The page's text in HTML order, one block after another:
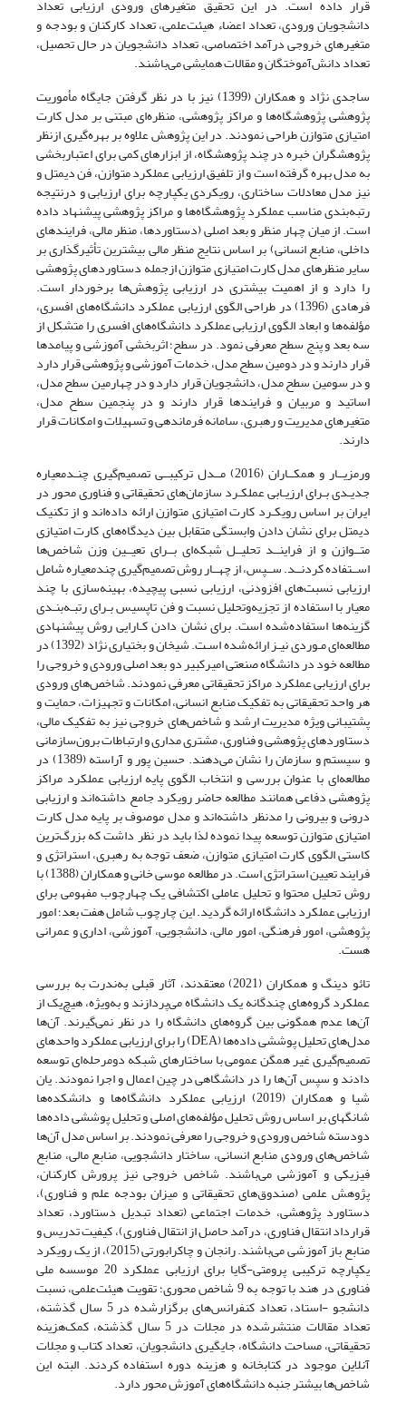
قرار داده است. در این تحقیق متغیرهای ورودی ارزیابی تعداد
دانشجویان ورودی، تعداد اعضاء هیئت‌علمی، تعداد کارکنان و بودجه و
متغیرهای خروجی درآمد اختصاصی، تعداد دانشجویان در حال تحصیل،
تعداد دانش‌آموختگان و مقالات همایشی می‌باشند.
ساجدی نژاد و همکاران (1399) نیز با در نظر گرفتن جایگاه مأموریت
پژوهشی پژوهشگاه‌ها و مراکز پژوهشی، منظره‌ای مبتنی بر مدل کارت
امتیازی متوازن طراحی نمودند. در این پژوهش علاوه بر بهره‌گیری ازنظر
پژوهشگران خبره در چند پژوهشگاه، از ابزارهای کمی برای اعتباربخشی
به مدل بهره گرفته است و از تلفیق ارزیابی عملکرد متوازن، فن دیمتل و
نیز مدل معادلات ساختاری، رویکردی یکپارچه برای ارزیابی و درنتیجه
رتبه‌بندی مناسب عملکرد پژوهشگاه‌ها و مراکز پژوهشی پیشنهاد داده
است. از میان چهار منظر و بعد اصلی (دستاوردها، منظر مالی، فرایندهای
داخلی، منابع انسانی) بر اساس نتایج منظر مالی بیشترین تأثیرگذاری بر
سایر منظرهای مدل کارت امتیازی متوازن ازجمله دستاوردهای پژوهشی
را دارد و از اهمیت بیشتری در ارزیابی پژوهش‌ها برخوردار است.
فرهادی (1396) در طراحی الگوی ارزیابی عملکرد دانشگاه‌های افسری،
مؤلفه‌ها و ابعاد الگوی ارزیابی عملکرد دانشگاه‌های افسری را متشکل از
سه بعد و پنج سطح معرفی نمود. در سطح؛ اثربخشی آموزشی و پیامدها
قرار دارند و در دومین سطح مدل، خدمات آموزشی و پژوهشی قرار دارد
و در سومین سطح مدل، دانشجویان قرار دارد و در چهارمین سطح مدل،
اساتید و مربیان و فرایندها قرار دارند و در پنجمین سطح مدل،
متغیرهای مدیریت و رهبری، سامانه فرماندهی و تسهیلات و امکانات قرار
دارند.
ورمزیــار و همکــاران (2016) مــدل ترکیبــی تصمیم‌گیری چنـدمعیاره
جدیـدی بـرای ارزیـابی عملکـرد سازمان‌های تحقیقاتی و فناوری محور در
ایران بر اساس رویکـرد کارت امتیازی متوازن ارائه داده‌اند و از تکنیک
دیمتل برای نشان دادن وابستگی متقابل بین دیدگاه‌های کارت امتیازی
متــوازن و از فراینــد تحلیــل شبکه‌ای بــرای تعیــین وزن شاخص‌ها
اســتفاده کردنــد. ســپس، از چهــار روش تصمیم‌‎گیری چندمعیاره شامل
ارزیابی نسبت‌های افزودنی، ارزیابی نسبی پیچیده، بهینه‌سازی با چند
معیار با استفاده از تجزیه‌وتحلیل نسبت و فن تاپسیس بـرای رتبـه‌بنـدی
گزینه‌ها استفاده‌شده است. برای نشان دادن کـارایی روش پیشنهادی
مطالعه‌ای مـوردی نیـز ارائه‌شده اسـت. شیخان و بختیاری نژاد (1392) در
مطالعه خود در دانشگاه صنعتی امیرکبیر دو بعد اصلی ورودی و خروجی را
برای ارزیابی عملکرد مراکز تحقیقاتی معرفی نمودند. شاخص‌های ورودی
هر واحد تحقیقاتی به تفکیک منابع انسانی، امکانات و تجهیزات، حمایت و
پشتیبانی ویژه مدیریت ارشد و شاخص‌های خروجی نیز به تفکیک مالی،
دستاوردهای پژوهشی و فناوری، مشتری مداری و ارتباطات برون‌سازمانی
و سیستم و سازمان را نشان می‌دهند. حسین پور و آراسته (1389) در
مطالعه‌ای با عنوان بررسی و انتخاب الگوی پایه ارزیابی عملکرد مراکز
پژوهشی دفاعی همانند مطالعه حاضر رویکرد جامع داشته‌اند و ارزیابی
درونی و بیرونی را مدنظر داشته‌اند و مدل موصوف بر پایه مدل کارت
امتیازی متوازن توسعه پیدا نموده لذا باید در نظر داشت که بزرگ‌ترین
کاستی الگوی کارت امتیازی متوازن، ضعف توجه به رهبری، استراتژی و
فرایند تعیین استراتژی است. در مطالعه موسی خانی و همکاران (1388) با
روش تحلیل محتوا و تحلیل عاملی اکتشافی یک چهارچوب مفهومی برای
ارزیابی عملکرد دانشگاه ارائه گردید. این چارچوب شامل هفت بعد؛ امور
پژوهشی، امور فرهنگی، امور مالی، دانشجویی، آموزشی، اداری و عمرانی
هست.
تائو دینگ و همکاران (2021) معتقدند، آثار قبلی به‌ندرت به بررسی
عملکرد گروه‌های چندگانه یک دانشگاه می‌پردازند و به‌ویژه، هیچ‌یک از
آن‌ها عدم همگونی بین گروه‌های دانشگاه را در نظر نمی‌گیرند. آن‌ها
مدل‌های تحلیل پوششی داده‌ها (DEA) را برای ارزیابی عملکرد واحدهای
تصمیم‌گیری غیر همگن عمومی با ساختارهای شبکه دومرحله‌ای توسعه
دادند و سپس آن‌ها را در دانشگاهی در چین اعمال و اجرا نمودند. یان
شیا و همکاران (2019) ارزیابی عملکرد دانشگاه‌ها و دانشکده‌ها
شانگهای بر اساس روش تحلیل مؤلفه‌های اصلی و تحلیل پوششی داده‌ها
دودسته شاخص ورودی و خروجی را معرفی نمودند. بر اساس مدل آن‌ها
شاخص‌‌های ورودی منابع انسانی، ساختار دانشجویی، منابع مالی، منابع
فیزیکی و آموزشی می‌باشند. شاخص خروجی نیز پرورش کارکنان،
پژوهش علمی (صندوق‌های تحقیقاتی و میزان بودجه علم و فناوری)،
دستاورد پژوهشی، خدمات اجتماعی (تعداد تبدیل دستاورد، تعداد
قرارداد انتقال فناوری، درآمد حاصل از انتقال فناوری)، کیفیت تدریس و
منابع باز آموزشی می‌باشند. رانجان و چاکرابورتی (2015)، از یک رویکرد
یکپارچه ترکیبی پرومتی-گایا برای ارزیابی عملکرد 20 موسسه ملی
فناوری در هند با توجه به 9 شاخص محوری؛ تقویت هیئت‌علمی، نسبت
دانشجو -استاد، تعداد کنفرانس‌های برگزارشده در 5 سال گذشته،
تعداد مقالات منتشرشده در مجلات در 5 سال گذشته، کمک‌هزینه
تحقیقاتی، مساحت دانشگاه، جایگیری دانشجویان، تعداد کتاب و مجلات
آنلاین موجود در کتابخانه و هزینه دوره استفاده ‌کردند. البته این
شاخص‌ها بیشتر جنبه دانشگاه‌های آموزش محور دارد.